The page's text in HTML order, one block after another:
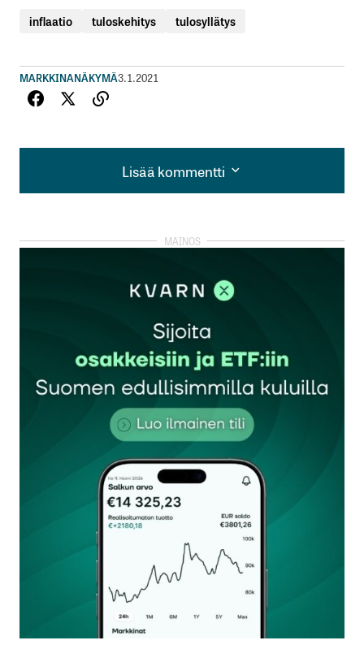
inflaatio tuloskehitys tulosyllätys
MARKKINANÄKYMÄ3.1.2021
Lisää kommentti
Lisää kommentti
kirjautua
rekisteröityä
Sähköpostiosoitettasi ei julkaista.Pakolliset
kentät on merkitty*
Kommentti*
Nimesi tai nimimerkkisi
Sähköpostiosoitteesi